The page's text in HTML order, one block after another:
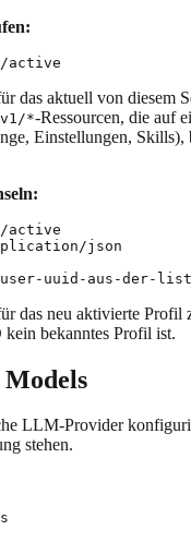
das aktuell von diesem
*-Ressourcen, die auf
Einstellungen, Skills),
active
json
das neu aktivierte Profil
bekanntes Profil ist.
LLM-Provider
stehen.